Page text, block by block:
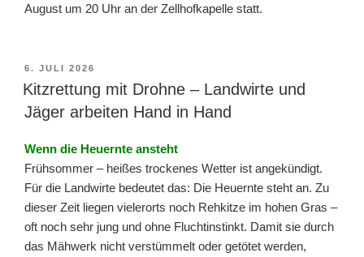
August um 20 Uhr an der Zellhofkapelle statt.
VERÖFFENTLICHT
AM
6. JULI 2026
Kitzrettung mit Drohne – Landwirte und
Jäger arbeiten Hand in Hand
Wenn die Heuernte ansteht
Frühsommer – heißes trockenes Wetter ist angekündigt.
Für die Landwirte bedeutet das: Die Heuernte steht an. Zu
dieser Zeit liegen vielerorts noch Rehkitze im hohen Gras –
oft noch sehr jung und ohne Fluchtinstinkt. Damit sie durch
das Mähwerk nicht verstümmelt oder getötet werden,